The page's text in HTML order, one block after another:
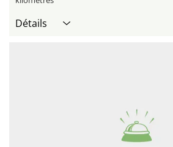
Détails